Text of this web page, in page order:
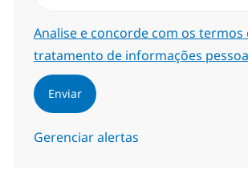
Required
Analise e concorde com os termos
tratamento de informações
Enviar
Gerenciar alertas